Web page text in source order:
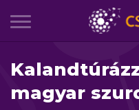
magyar